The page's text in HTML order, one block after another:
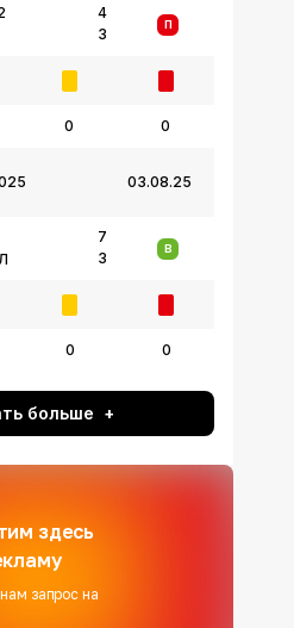
4
3
П
0 0
03.08.25
7
3
В
0 0
больше
здесь
запрос на